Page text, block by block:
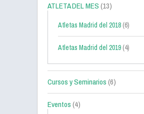
ATLETA DEL MES(13)
Atletas Madrid del 2018 (6)
Atletas Madrid del 2019 (4)
Cursos y Seminarios(6)
Eventos(4)